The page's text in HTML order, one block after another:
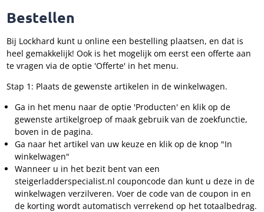
Bestellen
Bij Lockhard kunt u online een bestelling plaatsen, en dat is
heel gemakkelijk! Ook is het mogelijk om eerst een offerte aan
te vragen via de optie 'Offerte' in het menu.
Stap 1: Plaats de gewenste artikelen in de winkelwagen.
Ga in het menu naar de optie 'Producten' en klik op de
gewenste artikelgroep of maak gebruik van de zoekfunctie,
boven in de pagina.
Ga naar het artikel van uw keuze en klik op de knop "In
winkelwagen"
Wanneer u in het bezit bent van een
steigerladderspecialist.nl couponcode dan kunt u deze in de
winkelwagen verzilveren. Voer de code van de coupon in en
de korting wordt automatisch verrekend op het totaalbedrag.